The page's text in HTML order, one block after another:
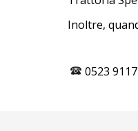
Inoltre,
0523